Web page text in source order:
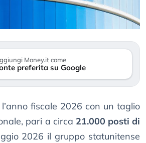
Money.it come
preferita su Google
fiscale 2026 con un taglio
pari a circa 21.000 posti di
2026 il gruppo statunitense